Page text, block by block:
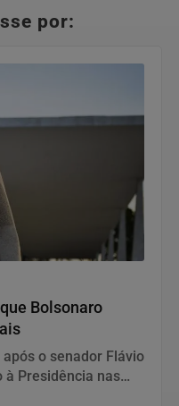
por:
Bolsonaro
o senador Flávio
à Presidência nas